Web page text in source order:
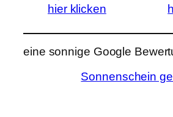
hier klicken
eine sonnige Google
Sonnenschein